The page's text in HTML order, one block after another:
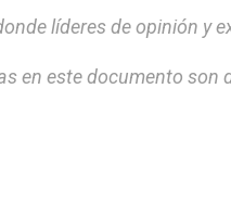
líderes de opinión y
en este documento